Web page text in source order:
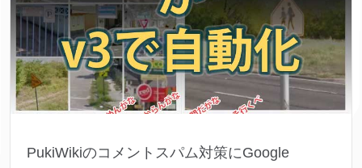
PukiWikiのコメントスパム対策にGoogle